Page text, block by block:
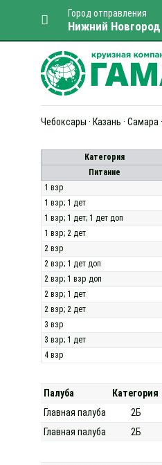
Город отправления
Нижний Новгород
Чебоксары · Казань · Самара
Категория
Питание
1 взр
1 взр; 1 дет
1 взр; 1 дет; 1 дет доп
1 взр; 2 дет
2 взр
2 взр; 1 дет доп
2 взр; 1 взр доп
2 взр; 1 дет
2 взр; 2 дет
3 взр
3 взр; 1 дет
4 взр
Палуба
Категория
Главная палуба
2Б
Главная палуба
2Б